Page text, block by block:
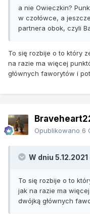
a nie Owieczkin?
w czołówce, a
partnera obok, czyli
To się rozbije o to który
na razie ma więcej
głównych faworytów i
Opublikowano 6
W dniu 5.12.2021
To się rozbije o to
jak na razie ma
dwójką głównych